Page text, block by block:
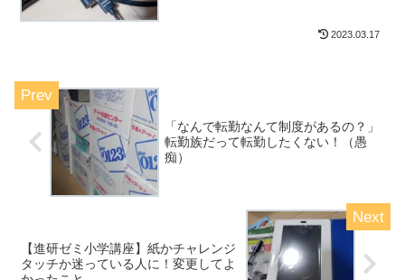
2023.03.17
「なんで転勤なんて制度があるの？」
転勤族だって転勤したくない！（愚
痴）
【進研ゼミ小学講座】紙かチャレンジ
タッチか迷っている人に！変更してよ